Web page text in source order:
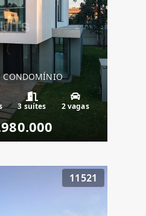
CONDOMÍNIO
3 suítes 2 vagas
11521